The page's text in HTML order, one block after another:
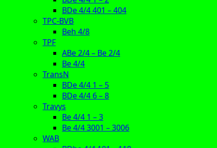
BDe 4/4 401 – 404
TPC-BVB
Beh 4/8
TPF
ABe 2/4 – Be 2/4
Be 4/4
TransN
BDe 4/4 1 – 5
BDe 4/4 6 – 8
Travys
Be 4/4 1 – 3
Be 4/4 3001 – 3006
WAB